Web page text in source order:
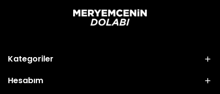
Kategoriler
Hesabım